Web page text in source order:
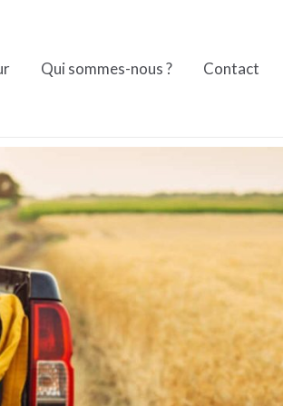
Qui sommes-nous ? Contact